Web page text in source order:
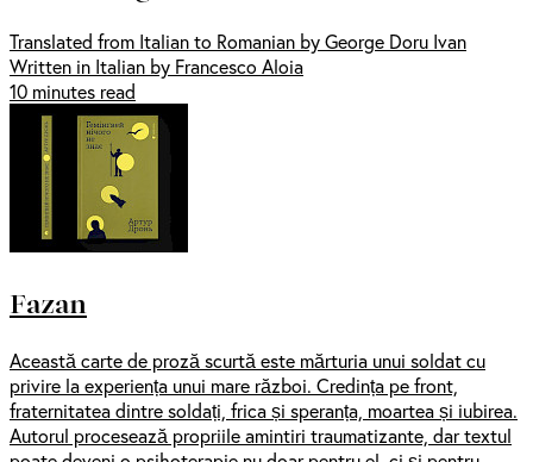
Translated from Italian to Romanian by George Doru Ivan
Written in Italian by Francesco Aloia
10 minutes read
Fazan
Această carte de proză scurtă este mărturia unui soldat cu
privire la experiența unui mare război. Credința pe front,
fraternitatea dintre soldați, frica și speranța, moartea și iubirea.
Autorul procesează propriile amintiri traumatizante, dar textul